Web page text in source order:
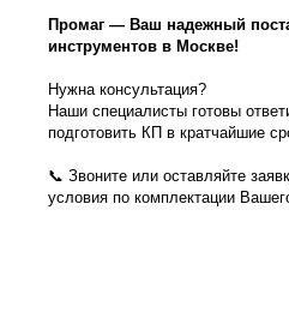
Промаг — Ваш надежный
инструментов в Москве!
Нужна консультация?
Наши специалисты готовы
подготовить КП в кратчайшие
📞 Звоните или оставляйте
условия по комплектации